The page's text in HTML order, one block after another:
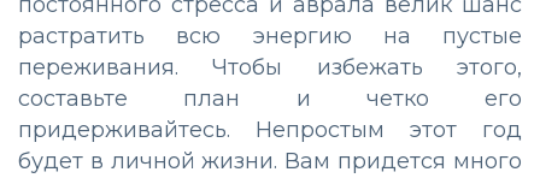
растратить всю энергию на пустые
переживания. Чтобы избежать этого,
составьте план и четко его
придерживайтесь. Непростым этот год
будет в личной жизни. Вам придется много